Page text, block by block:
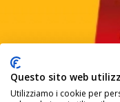
Questo sito web
Utilizziamo i cookie per